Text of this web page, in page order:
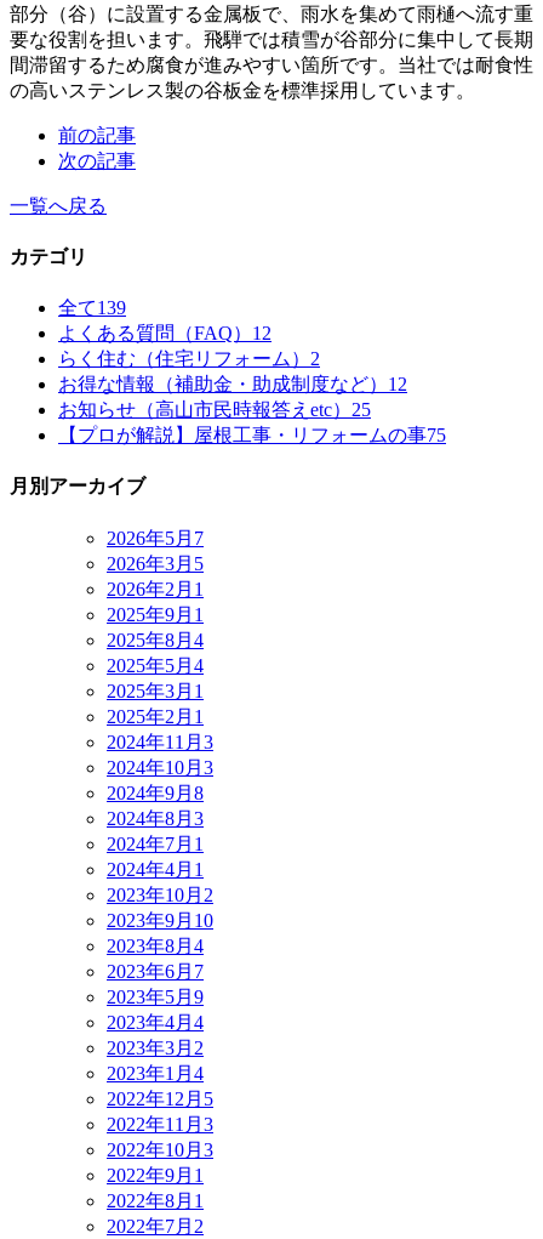
部分（谷）に設置する金属板で、雨水を集めて雨樋へ流す重
要な役割を担います。飛騨では積雪が谷部分に集中して長期
間滞留するため腐食が進みやすい箇所です。当社では耐食性
の高いステンレス製の谷板金を標準採用しています。
前の記事
次の記事
一覧へ戻る
カテゴリ
全て139
よくある質問（FAQ） 12
らく住む（住宅リフォーム） 2
お得な情報（補助金・助成制度など） 12
お知らせ（高山市民時報答えetc） 25
【プロが解説】屋根工事・リフォームの事75
月別アーカイブ
2026年5月 7
2026年3月 5
2026年2月 1
2025年9月 1
2025年8月 4
2025年5月 4
2025年3月 1
2025年2月 1
2024年11月 3
2024年10月 3
2024年9月 8
2024年8月 3
2024年7月 1
2024年4月 1
2023年10月 2
2023年9月 10
2023年8月 4
2023年6月 7
2023年5月 9
2023年4月 4
2023年3月 2
2023年1月 4
2022年12月 5
2022年11月 3
2022年10月 3
2022年9月 1
2022年8月 1
2022年7月 2